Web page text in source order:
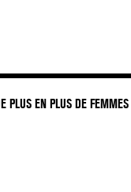
PLUS EN PLUS DE FEMMES